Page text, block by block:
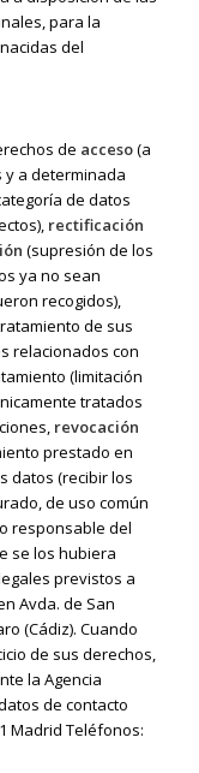
para la
del
de acceso(a
y a determinada
de datos
rectificación
(supresión de los
ya no sean
recogidos),
de sus
relacionados con
(limitación
tratados
revocación
prestado en
datos (recibir los
de uso común
responsable del
se los hubiera
previstos a
Avda. de San
(Cádiz). Cuando
de sus derechos,
la Agencia
de contacto
Madrid Teléfonos: